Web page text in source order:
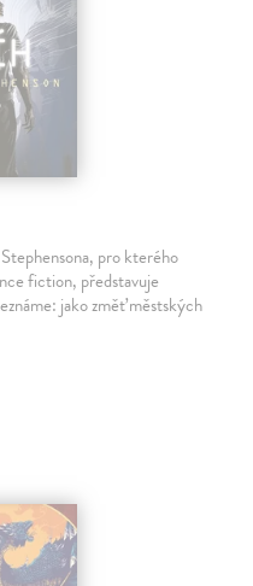
pro kterého
fiction, představuje
jako změť městských